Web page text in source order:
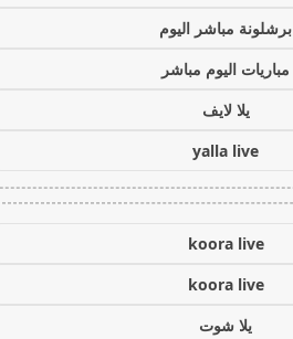
برشلونة مباشر اليوم
مباريات اليوم مباشر
يلا لايف
yalla live
koora live
koora live
يلا شوت